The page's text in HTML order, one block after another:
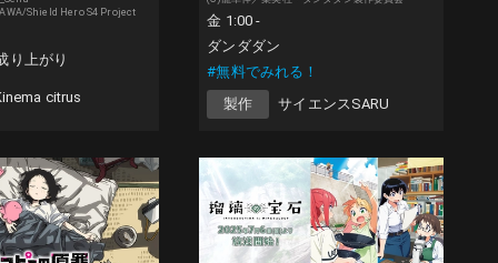
Shield Hero S4 Project
り上がり
citrus
金 1:00 -
ダンダダン
#無料でみれる！
製作
サイエンスSARU